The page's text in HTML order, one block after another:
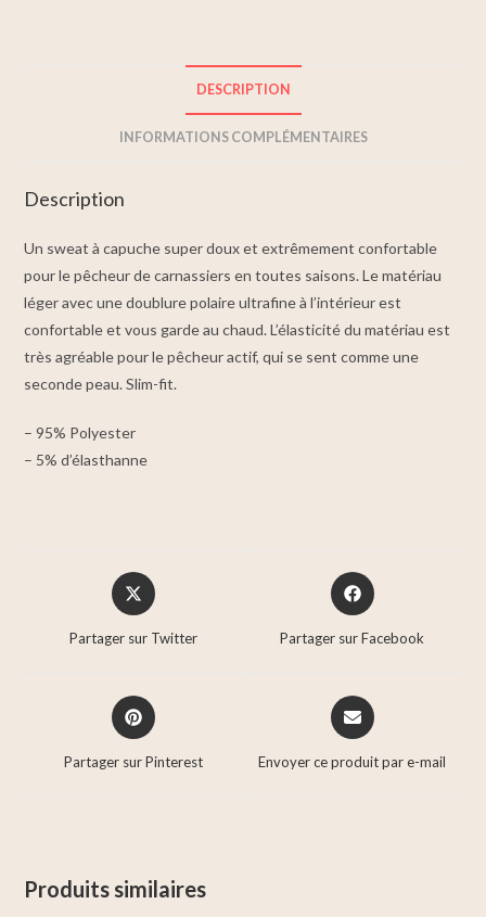
DESCRIPTION
INFORMATIONS COMPLÉMENTAIRES
Description
Un sweat à capuche super doux et extrêmement confortable
pour le pêcheur de carnassiers en toutes saisons. Le matériau
léger avec une doublure polaire ultrafine à l’intérieur est
confortable et vous garde au chaud. L’élasticité du matériau est
très agréable pour le pêcheur actif, qui se sent comme une
seconde peau. Slim-fit.
– 95% Polyester
– 5% d’élasthanne
Partager sur Twitter Partager sur Facebook
Partager sur Pinterest Envoyer ce produit par e-mail
Produits similaires